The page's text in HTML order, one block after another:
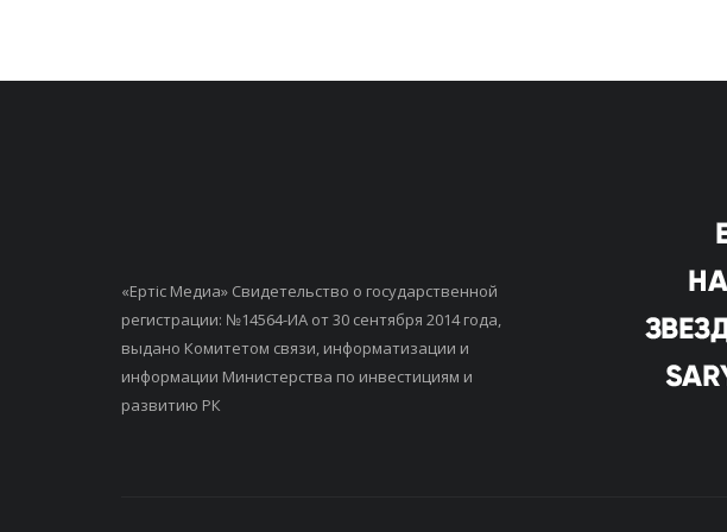
«Ертiс Медиа» Свидетельство о государственной
регистрации: №14564-ИА от 30 сентября 2014 года,
выдано Комитетом связи, информатизации и
информации Министерства по инвестициям и
развитию РК